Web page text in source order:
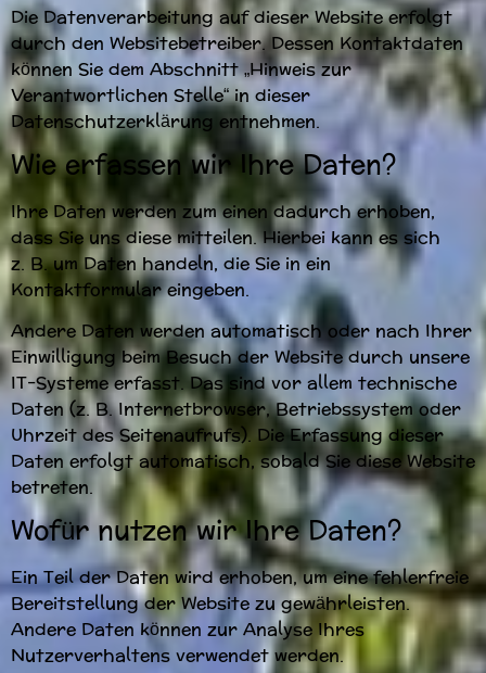
Die Datenverarbeitung auf dieser Website erfolgt
durch den Websitebetreiber. Dessen Kontaktdaten
können Sie dem Abschnitt „Hinweis zur
Verantwortlichen Stelle“ in dieser
Datenschutzerklärung entnehmen.
Wie erfassen wir Ihre Daten?
Ihre Daten werden zum einen dadurch erhoben,
dass Sie uns diese mitteilen. Hierbei kann es sich
z. B. um Daten handeln, die Sie in ein
Kontaktformular eingeben.
Andere Daten werden automatisch oder nach Ihrer
Einwilligung beim Besuch der Website durch unsere
IT-Systeme erfasst. Das sind vor allem technische
Daten (z. B. Internetbrowser, Betriebssystem oder
Uhrzeit des Seitenaufrufs). Die Erfassung dieser
Daten erfolgt automatisch, sobald Sie diese Website
betreten.
Wofür nutzen wir Ihre Daten?
Ein Teil der Daten wird erhoben, um eine fehlerfreie
Bereitstellung der Website zu gewährleisten.
Andere Daten können zur Analyse Ihres
Nutzerverhaltens verwendet werden.